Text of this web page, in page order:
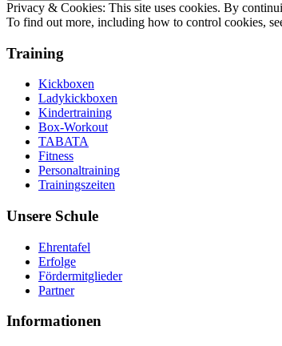
Privacy & Cookies: This site uses cookies. By
To find out more, including how to control cookies,
Training
Kickboxen
Ladykickboxen
Kindertraining
Box-Workout
TABATA
Fitness
Personaltraining
Trainingszeiten
Unsere Schule
Ehrentafel
Erfolge
Fördermitglieder
Partner
Informationen